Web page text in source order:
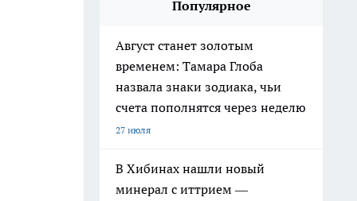
Популярное
Август станет золотым
временем: Тамара Глоба
назвала знаки зодиака, чьи
счета пополнятся через неделю
27 июля
В Хибинах нашли новый
минерал с иттрием —